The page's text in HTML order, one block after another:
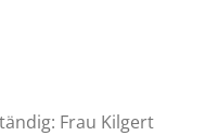
Frau Kilgert